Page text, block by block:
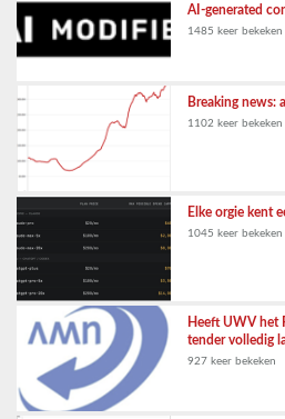
AI-generated
1485 keer bekeken
Breaking news:
1102 keer bekeken
Elke orgie kent
1045 keer bekeken
Heeft UWV het
tender volledig
927 keer bekeken